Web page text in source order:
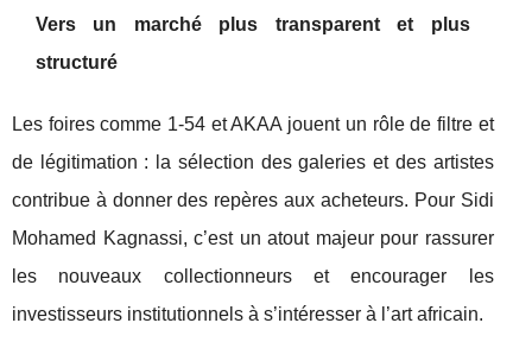
Vers un marché plus transparent et plus
structuré
Les foires comme 1-54 et AKAA jouent un rôle de filtre et
de légitimation : la sélection des galeries et des artistes
contribue à donner des repères aux acheteurs. Pour Sidi
Mohamed Kagnassi, c’est un atout majeur pour rassurer
les nouveaux collectionneurs et encourager les
investisseurs institutionnels à s’intéresser à l’art africain.